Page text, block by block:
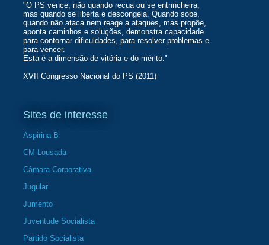
"O PS vence, não quando recua ou se entrincheira,
mas quando se liberta e descongela. Quando sobe,
quando não ataca nem reage a ataques, mas propõe,
aponta caminhos e soluções, demonstra capacidade
para contornar dificuldades, para resolver problemas e
para vencer.
Esta é a dimensão de vitória e do mérito."
XVII Congresso Nacional do PS (2011)
Sites de interesse
Aspirina B
CM Lousada
Câmara Corporativa
Jugular
Jumento
Juventude Socialista
Partido Socialista